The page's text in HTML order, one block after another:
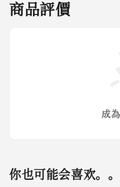
商品評價
成
你也可能会喜欢。。